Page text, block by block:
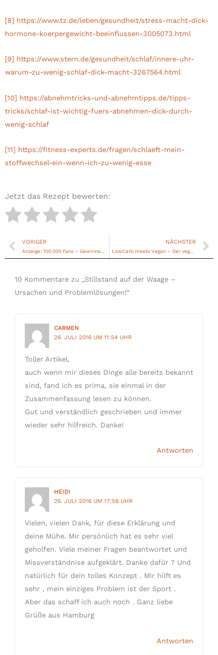
[8] https://www.tz.de/leben/gesundheit/stress-macht-dick-
hormone-koerpergewicht-beeinflussen-3005073.html
[9] https://www.stern.de/gesundheit/schlaf/innere-uhr-
warum-zu-wenig-schlaf-dick-macht-3267564.html
[10] https://abnehmtricks-und-abnehmtipps.de/tipps-
tricks/schlaf-ist-wichtig-fuers-abnehmen-dick-durch-
wenig-schlaf
[11] https://fitness-experts.de/fragen/schlaeft-mein-
stoffwechsel-ein-wenn-ich-zu-wenig-esse
Jetzt das Rezept bewerten:
Zurück
VORIGER
Anzeige: 100.000 Fans – Gewinnspiel Kenwood Chef Sense Küchenmaschine
NÄCHSTER
LowCarb meets Vegan – Der vegane Low-Carb Ernährungsplan ist da!
10 Kommentare zu „Stillstand auf der Waage –
Ursachen und Problemlösungen!“
CARMEN
26. JULI 2016 UM 11:54 UHR
Toller Artikel,
auch wenn mir dieses Dinge alle bereits bekannt
sind, fand ich es prima, sie einmal in der
Zusammenfassung lesen zu können.
Gut und verständlich geschrieben und immer
wieder sehr hilfreich. Danke!
Antworten
HEIDI
26. JULI 2016 UM 17:56 UHR
Vielen, vielen Dank, für diese Erklärung und
deine Mühe. Mir persönlich hat es sehr viel
geholfen. Viele meiner Fragen beantwortet und
Missverständnise aufgeklärt. Danke dafür ? Und
natürlich für dein tolles Konzept . Mir hilft es
sehr , mein einziges Problem ist der Sport .
Aber das schaff ich auch noch . Ganz liebe
Grüße aus Hamburg
Antworten